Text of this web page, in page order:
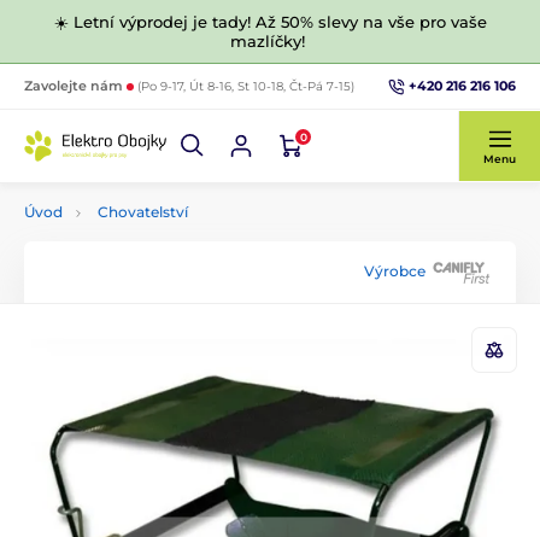
☀️ Letní výprodej je tady! Až 50% slevy na vše pro vaše
mazlíčky!
Zavolejte nám (Po 9-17, Út 8-16, St 10-18, Čt-Pá 7-15) +420 216 216 106
0
Menu
Úvod Chovatelství
Výrobce